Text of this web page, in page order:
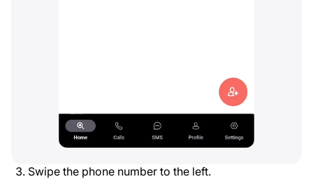
Swipe the phone number to the left.